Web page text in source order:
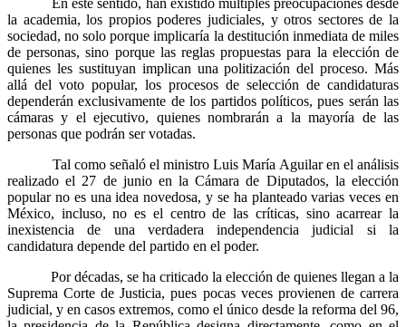
Linkedin
la academia, los propios poderes judiciales, y otros sectores de la
sociedad, no solo porque implicaría la destitución inmediata de miles
de personas, sino porque las reglas propuestas para la elección de
quienes les sustituyan implican una politización del proceso. Más
allá del voto popular, los procesos de selección de candidaturas
dependerán exclusivamente de los partidos políticos, pues serán las
cámaras y el ejecutivo, quienes nombrarán a la mayoría de las
personas que podrán ser votadas.
Tal como señaló el ministro Luis María Aguilar en el análisis
realizado el 27 de junio en la Cámara de Diputados, la elección
popular no es una idea novedosa, y se ha planteado varias veces en
México, incluso, no es el centro de las críticas, sino acarrear la
inexistencia de una verdadera independencia judicial si la
candidatura depende del partido en el poder.
Por décadas, se ha criticado la elección de quienes llegan a la
Suprema Corte de Justicia, pues pocas veces provienen de carrera
judicial, y en casos extremos, como el único desde la reforma del 96,